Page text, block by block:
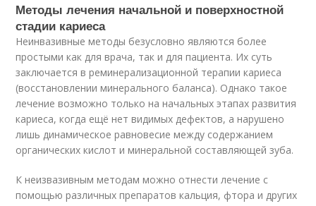
Методы лечения начальной и поверхностной
стадии кариеса
Неинвазивные методы безусловно являются более
простыми как для врача, так и для пациента. Их суть
заключается в реминерализационной терапии кариеса
(восстановлении минерального баланса). Однако такое
лечение возможно только на начальных этапах развития
кариеса, когда ещё нет видимых дефектов, а нарушено
лишь динамическое равновесие между содержанием
органических кислот и минеральной составляющей зуба.
К неизвазивным методам можно отнести лечение с
помощью различных препаратов кальция, фтора и других